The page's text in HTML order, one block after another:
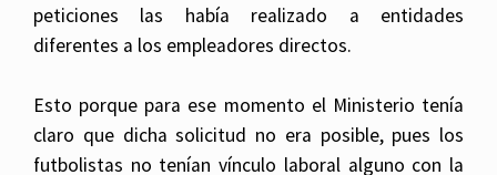
peticiones las había realizado a entidades
diferentes a los empleadores directos.
Esto porque para ese momento el Ministerio tenía
claro que dicha solicitud no era posible, pues los
futbolistas no tenían vínculo laboral alguno con la